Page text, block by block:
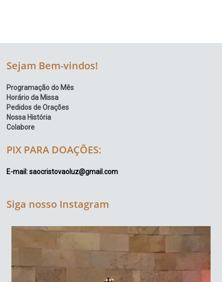
Sejam Bem-vindos!
Programação do Mês
Horário da Missa
Pedidos de Orações
Nossa História
Colabore
PIX PARA DOAÇÕES:
E-mail: saocristovaoluz@gmail.com
Siga nosso Instagram